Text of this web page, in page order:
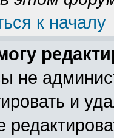
к началу
не
и